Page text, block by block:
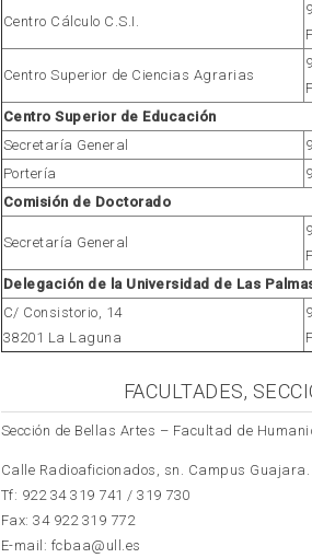
Centro Cálculo C.S.I.
Centro Superior de Ciencias Agrarias
Centro Superior de Educación
Secretaría General
Portería
Comisión de Doctorado
Secretaría General
Delegación de la Universidad de Las
C/ Consistorio, 14
38201 La Laguna
FACULTADES,
Sección de Bellas Artes – Facultad de
Calle Radioaficionados, sn. Campus
Tf: 922 34 319 741 / 319 730
Fax: 34 922 319 772
E-mail: fcbaa@ull.es